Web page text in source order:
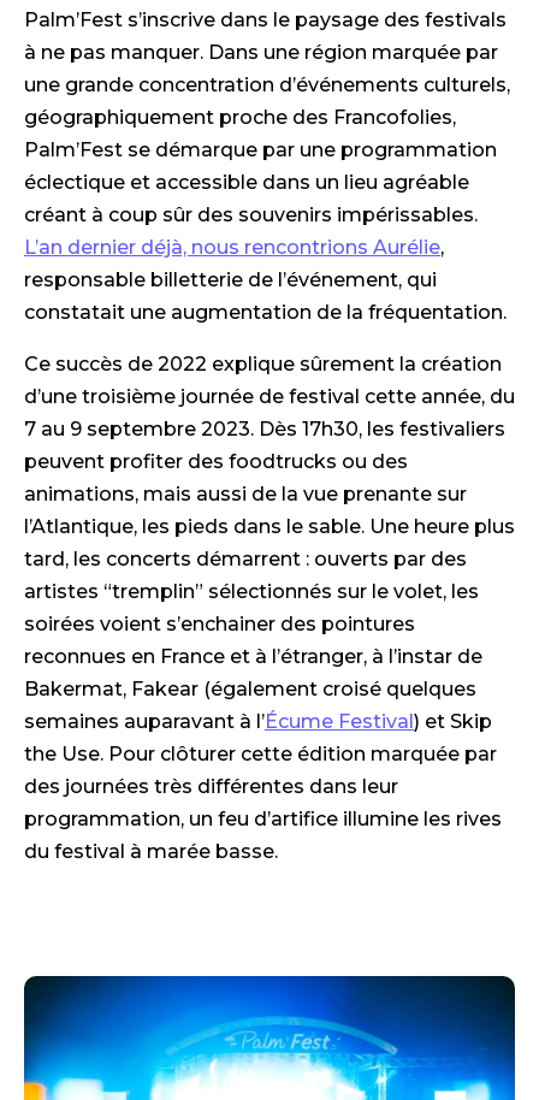
Palm’Fest s’inscrive dans le paysage des festivals
à ne pas manquer. Dans une région marquée par
une grande concentration d’événements culturels,
géographiquement proche des Francofolies,
Palm’Fest se démarque par une programmation
éclectique et accessible dans un lieu agréable
créant à coup sûr des souvenirs impérissables.
L’an dernier déjà, nous rencontrions Aurélie,
responsable billetterie de l’événement, qui
constatait une augmentation de la fréquentation.
Ce succès de 2022 explique sûrement la création
d’une troisième journée de festival cette année, du
7 au 9 septembre 2023. Dès 17h30, les festivaliers
peuvent profiter des foodtrucks ou des
animations, mais aussi de la vue prenante sur
l’Atlantique, les pieds dans le sable. Une heure plus
tard, les concerts démarrent : ouverts par des
artistes “tremplin” sélectionnés sur le volet, les
soirées voient s’enchainer des pointures
reconnues en France et à l’étranger, à l’instar de
Bakermat, Fakear (également croisé quelques
semaines auparavant à l’Écume Festival) et Skip
the Use. Pour clôturer cette édition marquée par
des journées très différentes dans leur
programmation, un feu d’artifice illumine les rives
du festival à marée basse.